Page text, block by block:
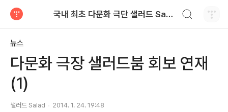
국내 최초 다문화 극단 샐러드 Salad
뉴스
다문화 극장 샐러드붐 회보 연재
(1)
샐러드 Salad 2014. 1. 24. 19:48